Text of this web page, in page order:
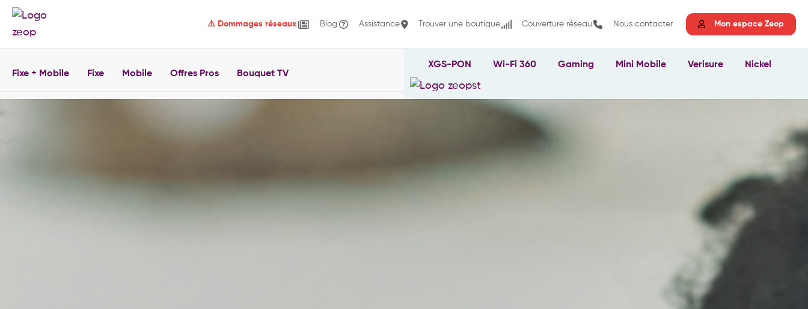
⚠️ Dommages réseaux Blog Assistance Trouver une boutique Couverture réseau Nous contacter Mon espace Zeop
Fixe + Mobile Fixe Mobile Offres Pros Bouquet TV
XGS-PON Wi-Fi 360 Gaming Mini Mobile Verisure Nickel